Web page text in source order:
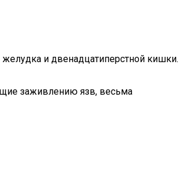
желудка и двенадцатиперстной кишки.
заживлению язв, весьма